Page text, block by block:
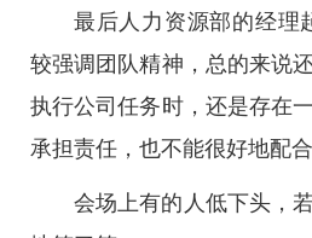
最后人力资源部的经理
较强调团队精神，总的来说
执行公司任务时，还是存在
承担责任，也不能很好地配
会场上有的人低下头，